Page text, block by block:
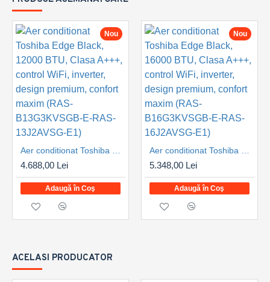
Nou
4.688,00 Lei
Adaugă în Coş
Nou
5.348,00 Lei
Adaugă în Coş
ACELASI PRODUCATOR